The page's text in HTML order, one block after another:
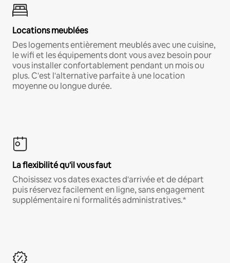
Locations meublées
Des logements entièrement meublés avec une cuisine,
le wifi et les équipements dont vous avez besoin pour
vous installer confortablement pendant un mois ou
plus. C'est l'alternative parfaite à une location
moyenne ou longue durée.
La flexibilité qu'il vous faut
Choisissez vos dates exactes d'arrivée et de départ
puis réservez facilement en ligne, sans engagement
supplémentaire ni formalités administratives.*